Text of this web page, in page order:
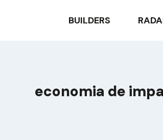
BUILDERS
economia de